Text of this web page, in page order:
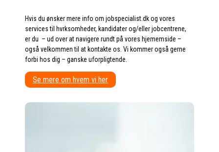
Hvis du ønsker mere info om jobspecialist.dk og vores
services til hvrksomheder, kandidater og/eller jobcentrene,
er du – ud over at navigere rundt på vores hjememside –
også velkommen til at kontakte os. Vi kommer også gerne
forbi hos dig – ganske uforpligtende.
Se mere om hvem vi her